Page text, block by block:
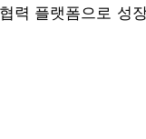
력 플랫폼으로 성